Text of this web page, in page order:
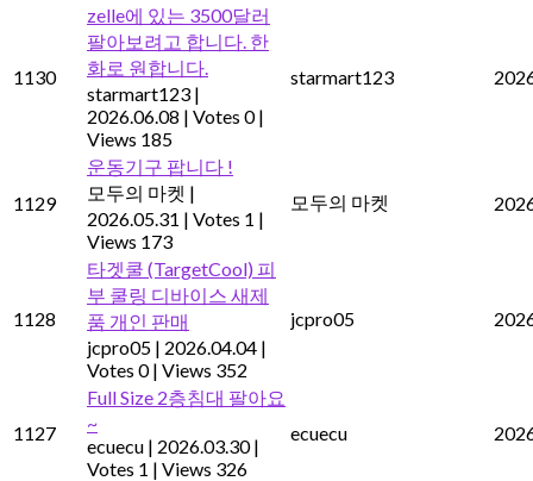
1130
zelle에 있는 3500달러
팔아보려고 합니다. 한
화로 원합니다.
starmart123 |
2026.06.08 | Votes 0 |
Views 185
starmart123
1129
운동기구 팝니다 !
모두의 마켓 |
2026.05.31 | Votes 1 |
Views 173
모두의 마켓
1128
타겟쿨 (TargetCool) 피
부 쿨링 디바이스 새제
품 개인 판매
jcpro05 | 2026.04.04 |
Votes 0 | Views 352
jcpro05
1127
Full Size 2층침대 팔아요
~
ecuecu | 2026.03.30 |
Votes 1 | Views 326
ecuecu